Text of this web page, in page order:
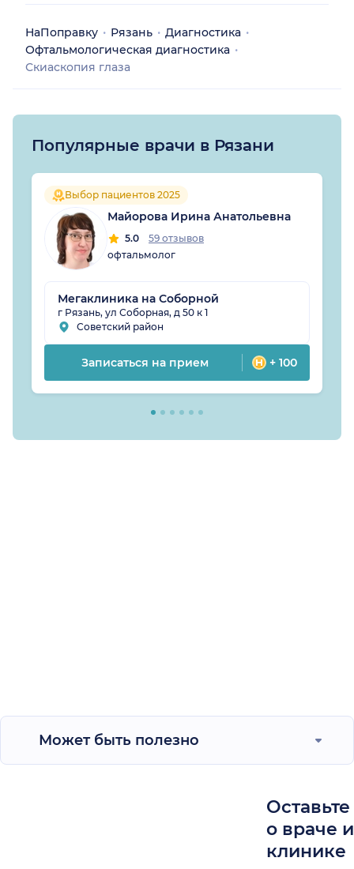
НаПоправку Рязань
Диагностика
Офтальмологическая диагностика
Скиаскопия глаза
Популярные врачи в Рязани
Выбор пациентов 2025
Майорова Ирина Анатольевна
5.0
59 отзывов
офтальмолог
Мегаклиника на Соборной
г Рязань, ул Соборная, д 50 к 1
Советский район
Записаться на прием + 100
Может быть полезно
о враче
клинике